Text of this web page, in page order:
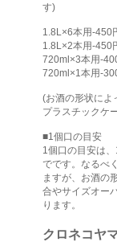
す)
1.8L×6本用-
1.8L×2本用-
720ml×3本用-
720ml×1本用-
(お酒の形状によ
プラスチックケ
■1個口の目安
1個口の目安は
でです。なるべ
ますが、お酒の
合やサイズオー
ります。
クロネコヤ